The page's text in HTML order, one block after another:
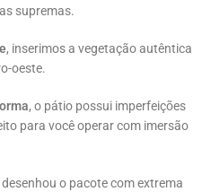
supremas.
, inserimos a vegetação autêntica
oeste.
, o pátio possui imperfeições
para você operar com imersão
desenhou o pacote com extrema